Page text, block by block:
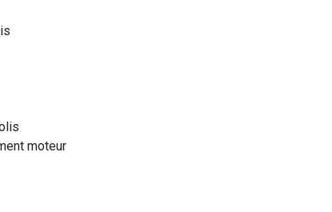
moteur